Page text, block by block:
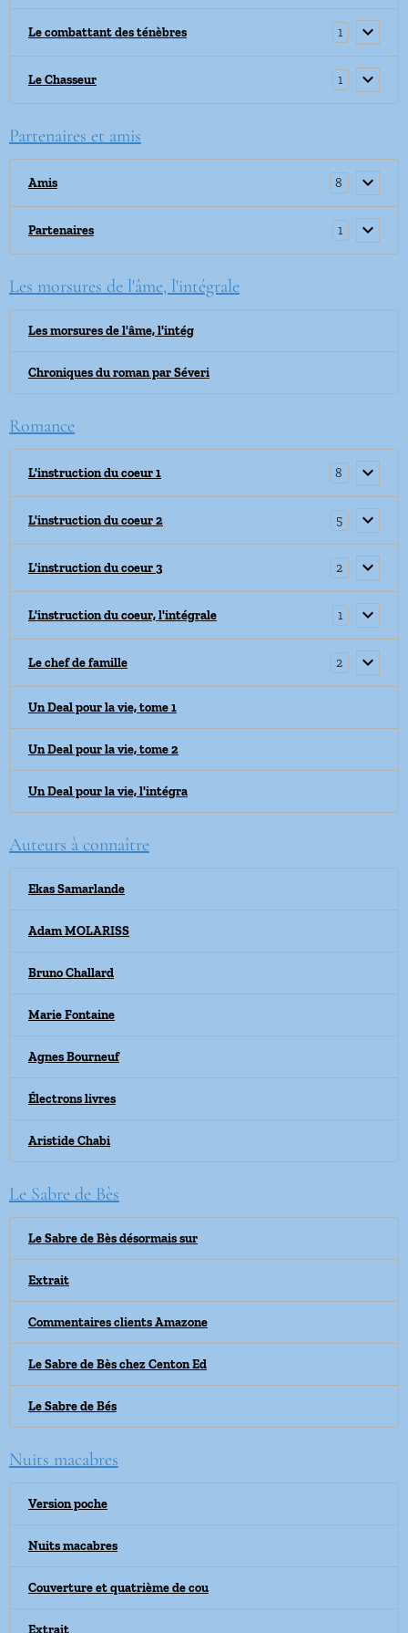
Le combattant des ténèbres 1
Le Chasseur 1
Partenaires et amis
Amis 8
Partenaires 1
Les morsures de l'âme, l'intégrale
Les morsures de l'âme, l'intég
Chroniques du roman par Séveri
Romance
L'instruction du coeur 1 8
L'instruction du coeur 2 5
L'instruction du coeur 3 2
L'instruction du coeur, l'intégrale 1
Le chef de famille 2
Un Deal pour la vie, tome 1
Un Deal pour la vie, tome 2
Un Deal pour la vie, l'intégra
Auteurs à connaître
Ekas Samarlande
Adam MOLARISS
Bruno Challard
Marie Fontaine
Agnes Bourneuf
Électrons livres
Aristide Chabi
Le Sabre de Bès
Le Sabre de Bès désormais sur
Extrait
Commentaires clients Amazone
Le Sabre de Bès chez Centon Ed
Le Sabre de Bés
Nuits macabres
Version poche
Nuits macabres
Couverture et quatrième de cou
Extrait